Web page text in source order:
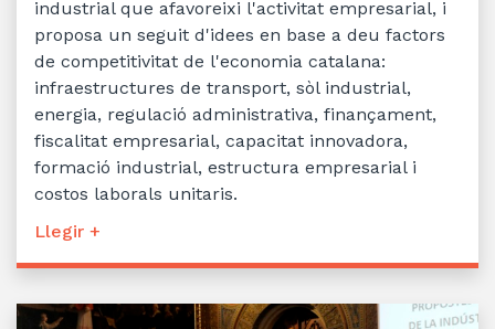
industrial que afavoreixi l'activitat empresarial, i
proposa un seguit d'idees en base a deu factors
de competitivitat de l'economia catalana:
infraestructures de transport, sòl industrial,
energia, regulació administrativa, finançament,
fiscalitat empresarial, capacitat innovadora,
formació industrial, estructura empresarial i
costos laborals unitaris.
Llegir +